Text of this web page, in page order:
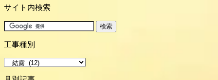
サイト内検索
工事種別